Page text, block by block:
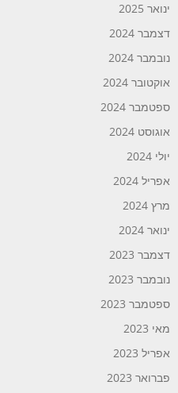
ינואר 2025
דצמבר 2024
נובמבר 2024
אוקטובר 2024
ספטמבר 2024
אוגוסט 2024
יולי 2024
אפריל 2024
מרץ 2024
ינואר 2024
דצמבר 2023
נובמבר 2023
ספטמבר 2023
מאי 2023
אפריל 2023
פברואר 2023